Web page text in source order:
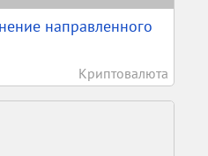
направленного
Криптовалюта